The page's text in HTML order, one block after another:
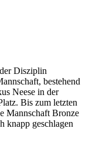
Disziplin
bestehend
Neese in der
Bis zum letzten
Mannschaft Bronze
knapp geschlagen